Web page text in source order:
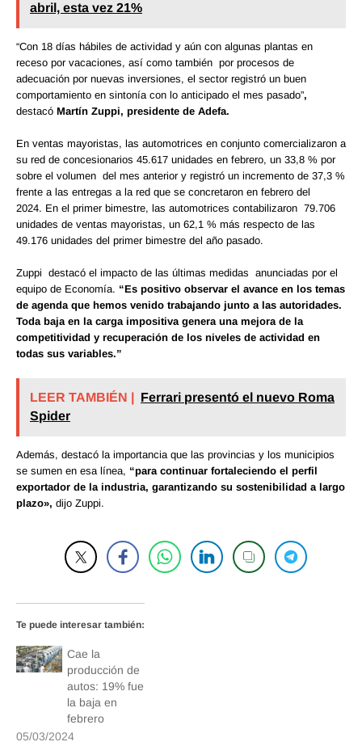
abril, esta vez 21%
“Con 18 días hábiles de actividad y aún con algunas plantas en
receso por vacaciones, así como también por procesos de
adecuación por nuevas inversiones, el sector registró un buen
comportamiento en sintonía con lo anticipado el mes pasado”,
destacó Martín Zuppi, presidente de Adefa.
En ventas mayoristas, las automotrices en conjunto comercializaron a
su red de concesionarios 45.617 unidades en febrero, un 33,8 % por
sobre el volumen del mes anterior y registró un incremento de 37,3 %
frente a las entregas a la red que se concretaron en febrero del
2024. En el primer bimestre, las automotrices contabilizaron 79.706
unidades de ventas mayoristas, un 62,1 % más respecto de las
49.176 unidades del primer bimestre del año pasado.
Zuppi destacó el impacto de las últimas medidas anunciadas por el
equipo de Economía. “Es positivo observar el avance en los temas
de agenda que hemos venido trabajando junto a las autoridades.
Toda baja en la carga impositiva genera una mejora de la
competitividad y recuperación de los niveles de actividad en
todas sus variables.”
LEER TAMBIÉN | Ferrari presentó el nuevo Roma
Spider
Además, destacó la importancia que las provincias y los municipios
se sumen en esa línea, “para continuar fortaleciendo el perfil
exportador de la industria, garantizando su sostenibilidad a largo
plazo», dijo Zuppi.
Te puede interesar también:
Cae la
producción de
autos: 19% fue
la baja en
febrero
05/03/2024